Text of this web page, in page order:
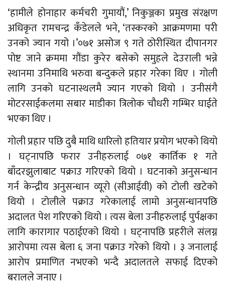
‘हामीले होनाहार कर्मचरी गुमायौं,’ निकुञ्जका प्रमुख संरक्षण
अधिकृत रामचन्द्र कँडेलले भने, ‘तस्करको आक्रमणमा परी
उनको ज्यान गयो ।’०७१ असोज ९ गते ठोरीस्थित दीपानगर
पोष्ट जाने क्रममा गौंडा कुरेर बसेको समुहले देउराली भन्ने
स्थानमा उनिमाथि भरुवा बन्दुकले प्रहार गरेका थिए । गोली
लागि उनको घटनास्थलमै ज्यान गएको थियो । उनीसंगै
मोटरसाईकलमा सबार माडीका त्रिलोक चौधरी गम्भिर घाईते
भएका थिए ।
गोली प्रहार पछि दुबै माथि धारिलो हतियार प्रयोग भएको थियो
। घट्नापछि फरार उनीहरुलाई ०७१ कार्तिक १ गते
बाँदरझुलाबाट पक्राउ गरिएको थियो । घटनाको अनुसन्धान
गर्न केन्द्रीय अनुसन्धान व्यूरो (सीआईवी) को टोली खटेको
थियो । टोलीले पक्राउ गरेकालाई लामो अनुसन्धानपछि
अदालत पेश गरिएको थियो । त्यस बेला उनीहरुलाई पुर्पक्षका
लागि कारागार पठाईएको थियो । घट्नापछि प्रहरीले संलग्न
आरोपमा त्यस बेला ६ जना पक्राउ गरेको थियो । ३ जनालाई
आरोप प्रमाणित नभएको भन्दै अदालतले सफाई दिएको
बरालले जनाए ।